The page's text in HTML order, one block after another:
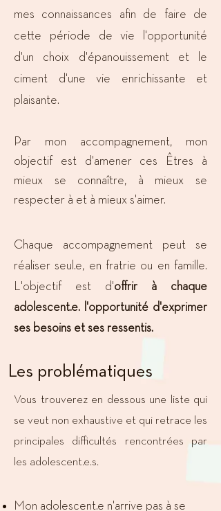
mes connaissances afin de faire de
cette période de vie l'opportunité
d'un choix d'épanouissement et le
ciment d'une vie enrichissante et
plaisante.
Par mon accompagnement, mon
objectif est d'amener ces Êtres à
mieux se connaître, à mieux se
respecter à et à mieux s'aimer.
Chaque accompagnement peut se
réaliser seul.e, en fratrie ou en famille.
L'objectif est d'offrir à chaque
adolescent.e. l'opportunité d'exprimer
ses besoins et ses ressentis.
Les problématiques
Vous trouverez en dessous une liste qui
se veut non exhaustive et qui retrace les
principales difficultés rencontrées par
les adolescent.e.s.
Mon adolescent.e n'arrive pas à se